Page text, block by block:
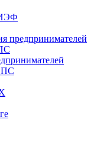
предпринимателей